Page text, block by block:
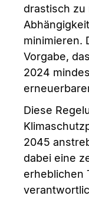
drastisch zu
minimieren.
Vorgabe,
2024
Diese
2045
dabei eine
erheblichen